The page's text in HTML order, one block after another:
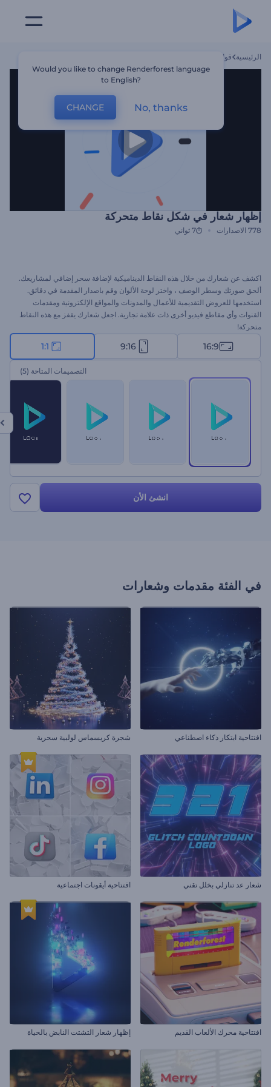
الرئيسية قوالب
إظهار شعار في شكل نقاط متحركة
778 الاصدارات 7 ثواني
اكشف عن شعارك من خلال هذه النقاط الديناميكية لإضافة سحر إضافي لمشاريعك.
ألحق صورتك وسطر الوصف ، واختر لوحة الألوان وقم باصدار المقدمة في دقائق.
استخدمها للعروض التقديمية للأعمال والمدونات والمواقع الإلكترونية ومقدمات
القنوات وأي مقاطع فيديو أخرى ذات علامة تجارية. اجعل شعارك يقفز مع هذه النقاط
متحركة!
16:9
9:16
1:1
التصميمات المتاحة (5)
انشئ الأن
في الفئة مقدمات وشعارات
افتتاحية ابتكار ذكاء اصطناعي شجرة كريسماس لولبية سحرية
شعار عد تنازلي بخلل تقني افتتاحية أيقونات اجتماعية
افتتاحية محرك الألعاب القديم إظهار شعار التشتت النابض بالحياة
Would you like to change Renderforest language
to English?
CHANGE No, thanks